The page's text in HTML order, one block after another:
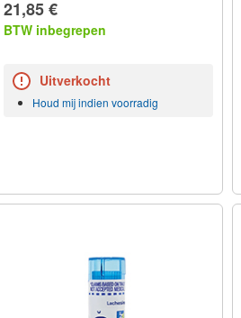
21,85 €
BTW inbegrepen
Uitverkocht
Houd mij indien voorradig